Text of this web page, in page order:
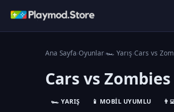
Ana Sayfa›Oyunlar›🏎️ Yarış›Cars vs
Cars vs Zombies
🏎️ YARIŞ 📱 MOBIL UYUMLU